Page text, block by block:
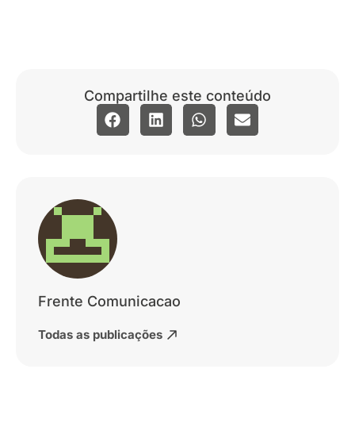
Compartilhe este conteúdo
Frente Comunicacao
Todas as publicações